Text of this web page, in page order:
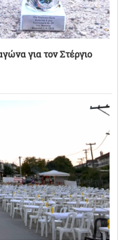
για τον Στέργιο